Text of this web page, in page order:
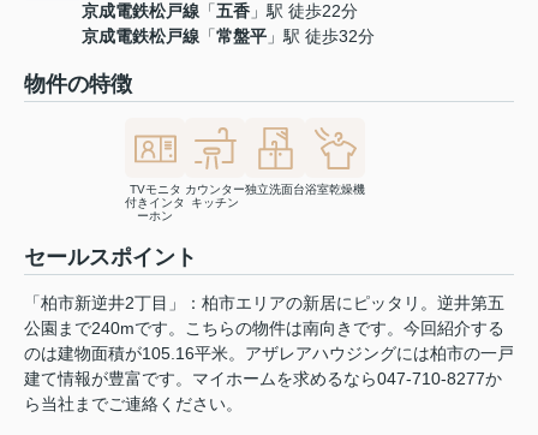
京成電鉄松戸線 「五香 」駅 徒歩22分
京成電鉄松戸線 「常盤平 」駅 徒歩32分
物件の特徴
TVモニタ
付きインタ
ーホン
カウンター
キッチン
独立洗面台浴室乾燥機
セールスポイント
「柏市新逆井2丁目」：柏市エリアの新居にピッタリ。逆井第五
公園まで240mです。こちらの物件は南向きです。今回紹介する
のは建物面積が105.16平米。アザレアハウジングには柏市の一戸
建て情報が豊富です。マイホームを求めるなら047-710-8277か
ら当社までご連絡ください。